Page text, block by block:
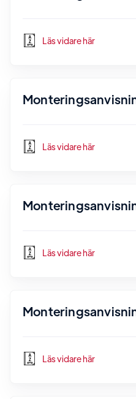
Läs vidare här
Läs vidare här
Läs vidare här
Läs vidare här